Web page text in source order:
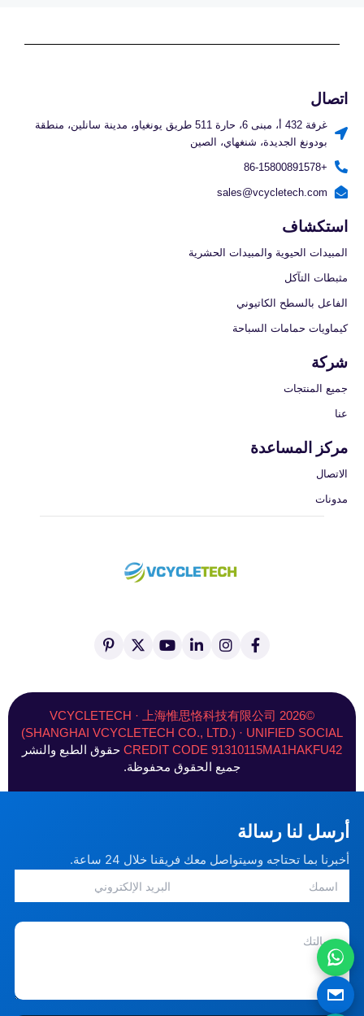
اتصال
غرفة 432 أ، مبنى 6، حارة 511 طريق يونغياو، مدينة سانلين، منطقة
بودونغ الجديدة، شنغهاي، الصين
+86-15800891578
sales@vcycletech.com
استكشاف
المبيدات الحيوية والمبيدات الحشرية
مثبطات التآكل
الفاعل بالسطح الكاتيوني
كيماويات حمامات السباحة
شركة
جميع المنتجات
عنا
مركز المساعدة
الاتصال
مدونات
ا
ل
س
ب
و
ك
-
ا
ن
غ
ر
ا
م
ن
ي
ن
ف
ي
ي
و
و
ب
ا
ك
ت
ي
ت
ر
)
ب
ي
ر
ي
س
ت
©2026 VCYCLETECH · 上海惟思恪科技有限公司
(SHANGHAI VCYCLETECH CO., LTD.) · UNIFIED SOCIAL
CREDIT CODE 91310115MA1HAKFU42 حقوق الطبع والنشر
جميع الحقوق محفوظة.
أرسل لنا رسالة
أخبرنا بما تحتاجه وسيتواصل معك فريقنا خلال 24 ساعة.